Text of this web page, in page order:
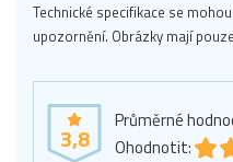
Technické specifikace se
upozornění. Obrázky mají
3,8
Průměrné
Ohodnotit: